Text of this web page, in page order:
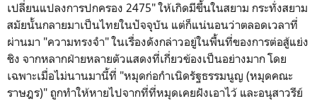
เปลี่ยนแปลงการปกครอง 2475" ให้เกิดมีขึ้นในสยาม กระทั่งสยาม
สมัยนั้นกลายมาเป็นไทยในปัจจุบัน แต่ก็แน่นอนว่าตลอดเวลาที่
ผ่านมา "ความทรงจำ" ในเรื่องดังกล่าวอยู่ในพื้นที่ของการต่อสู้แย่ง
ชิง จากหลากฝ่ายหลายตัวแสดงที่เกี่ยวข้องเป็นอย่างมาก โดย
เฉพาะเมื่อไม่นานมานี้ที่ "หมุดก่อกำเนิดรัฐธรรมนูญ (หมุดคณะ
ราษฎร)" ถูกทำให้หายไปจากที่ที่หมุดเคยฝังเอาไว้ และอนุสาวรีย์